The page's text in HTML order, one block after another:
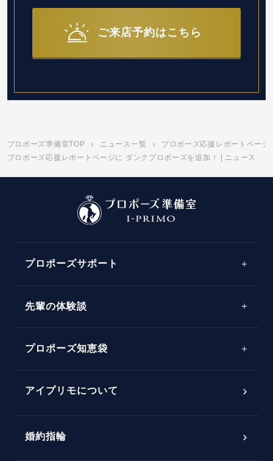
ご来店予約はこちら
プロポーズ準備室TOP ニュース一覧
プロポーズ応援レポートペー
プロポーズ応援レポートページに ダンクプロポーズを追加！ | ニュース
プロポーズサポート
プロポーズアイテム
先輩の体験談
プロポーズ知恵袋
アイプリモについて
婚約指輪